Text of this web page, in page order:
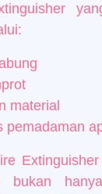
material
pemadaman
bukan